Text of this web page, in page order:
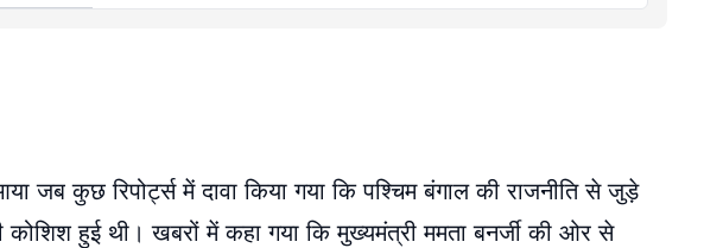
जब कुछ रिपोर्ट्स में दावा किया गया कि पश्चिम बंगाल की राजनीति से जुड़े
हुई थी। खबरों में कहा गया कि मुख्यमंत्री ममता बनर्जी की ओर से